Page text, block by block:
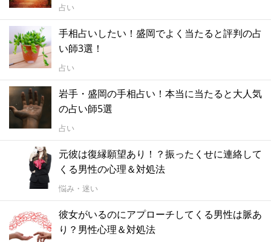
占い
手相占いしたい！盛岡でよく当たると評判の占
い師3選！
占い
岩手・盛岡の手相占い！本当に当たると大人気
の占い師5選
占い
元彼は復縁願望あり！？振ったくせに連絡して
くる男性の心理＆対処法
悩み・迷い
彼女がいるのにアプローチしてくる男性は脈あ
り？男性心理＆対処法